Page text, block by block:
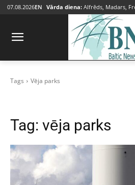
07.08.2026EN Vārda diena: Alfrēds, Madars,
Tags Vēja parks
Tag: vēja parks